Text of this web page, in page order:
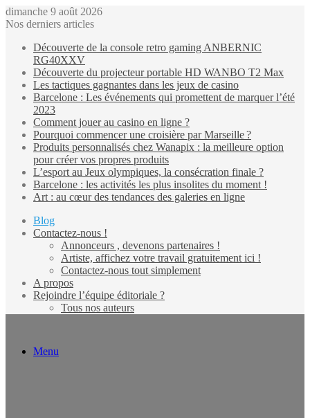
dimanche 9 août 2026
Nos derniers articles
Découverte de la console retro gaming ANBERNIC
RG40XXV
Découverte du projecteur portable HD WANBO T2 Max
Les tactiques gagnantes dans les jeux de casino
Barcelone : Les événements qui promettent de marquer l’été
2023
Comment jouer au casino en ligne ?
Pourquoi commencer une croisière par Marseille ?
Produits personnalisés chez Wanapix : la meilleure option
pour créer vos propres produits
L’esport au Jeux olympiques, la consécration finale ?
Barcelone : les activités les plus insolites du moment !
Art : au cœur des tendances des galeries en ligne
Blog
Contactez-nous !
Annonceurs , devenons partenaires !
Artiste, affichez votre travail gratuitement ici !
Contactez-nous tout simplement
A propos
Rejoindre l’équipe éditoriale ?
Tous nos auteurs
Menu